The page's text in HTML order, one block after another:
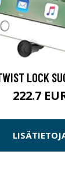
LOCK
222.7